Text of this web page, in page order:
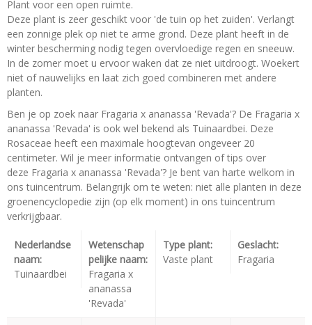
Plant voor een open ruimte.
Deze plant is zeer geschikt voor 'de tuin op het zuiden'. Verlangt
een zonnige plek op niet te arme grond. Deze plant heeft in de
winter bescherming nodig tegen overvloedige regen en sneeuw.
In de zomer moet u ervoor waken dat ze niet uitdroogt. Woekert
niet of nauwelijks en laat zich goed combineren met andere
planten.
Ben je op zoek naar Fragaria x ananassa 'Revada'? De Fragaria x
ananassa 'Revada' is ook wel bekend als Tuinaardbei. Deze
Rosaceae heeft een maximale hoogtevan ongeveer 20
centimeter. Wil je meer informatie ontvangen of tips over
deze Fragaria x ananassa 'Revada'? Je bent van harte welkom in
ons tuincentrum. Belangrijk om te weten: niet alle planten in deze
groenencyclopedie zijn (op elk moment) in ons tuincentrum
verkrijgbaar.
Nederlandse
naam:
Tuinaardbei
Wetenschap
pelijke naam:
Fragaria x
ananassa
'Revada'
Type plant:
Vaste plant
Geslacht:
Fragaria